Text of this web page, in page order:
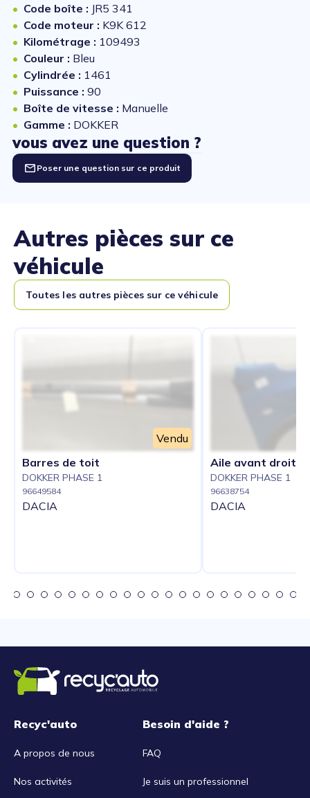
Code boîte : JR5 341
Code moteur : K9K 612
Kilométrage : 109493
Couleur : Bleu
Cylindrée : 1461
Puissance : 90
Boîte de vitesse : Manuelle
Gamme : DOKKER
vous avez une question ?
Poser une question sur ce produit
Autres pièces sur ce
véhicule
Toutes les autres pièces sur ce véhicule
Vendu
Barres de toit
DOKKER PHASE 1
96649584
DACIA
Aile avant droit
DOKKER PHASE 1
96638754
DACIA
Recyc'auto
A propos de nous
Nos activités
Besoin d'aide ?
FAQ
Je suis un professionnel